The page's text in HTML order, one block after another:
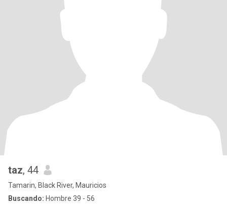
taz, 44
Tamarin, Black River, Mauricios
Buscando: Hombre 39 - 56